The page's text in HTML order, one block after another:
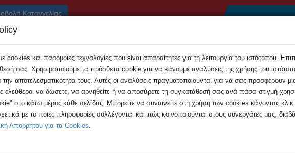
Καταγγελίας
Αρχική Συμβουλές Εκδηλώσεις
Πλοήγησης στο Διαδίκτυο 2025
cookies και παρόμοιες τεχνολογίες που είναι απαραίτητες για τη λειτουργία του ιστότοπου.
σας. Χρησιμοποιούμε τα πρόσθετα cookie για να κάνουμε αναλύσεις της χρήσης του
την αποτελεσματικότητά τους. Αυτές οι αναλύσεις πραγματοποιούνται για να σας προσφέρουν
ελεύθεροι να δώσετε, να αρνηθείτε ή να αποσύρετε τη συγκατάθεσή σας ανά πάσα στιγμή
στο κάτω μέρος κάθε σελίδας. Μπορείτε να συναινείτε στη χρήση των cookies κάνοντας
με το ποιες πληροφορίες συλλέγονται και πώς κοινοποιούνται στους συνεργάτες μας,
Απορρήτου για τα Cookies.